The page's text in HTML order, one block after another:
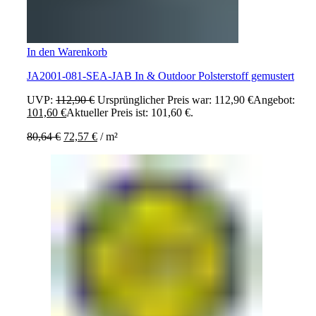
In den Warenkorb
JA2001-081-SEA-JAB In & Outdoor Polsterstoff gemustert
UVP: 112,90€ Ursprünglicher Preis war: 112,90 €Angebot:
101,60 €Aktueller Preis ist: 101,60 €.
80,64€ 72,57 € /m²